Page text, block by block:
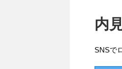
内
SNSで